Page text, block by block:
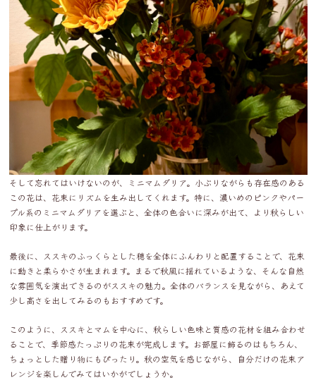
そして忘れてはいけないのが、ミニマムダリア。小ぶりながらも存在感のある
この花は、花束にリズムを生み出してくれます。特に、濃いめのピンクやパー
プル系のミニマムダリアを選ぶと、全体の色合いに深みが出て、より秋らしい
印象に仕上がります。
最後に、ススキのふっくらとした穂を全体にふんわりと配置することで、花束
に動きと柔らかさが生まれます。まるで秋風に揺れているような、そんな自然
な雰囲気を演出できるのがススキの魅力。全体のバランスを見ながら、あえて
少し高さを出してみるのもおすすめです。
このように、ススキとマムを中心に、秋らしい色味と質感の花材を組み合わせ
ることで、季節感たっぷりの花束が完成します。お部屋に飾るのはもちろん、
ちょっとした贈り物にもぴったり。秋の空気を感じながら、自分だけの花束ア
レンジを楽しんでみてはいかがでしょうか。